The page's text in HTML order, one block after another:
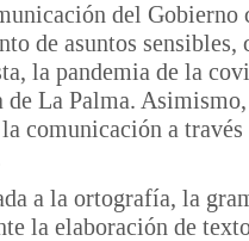
del Gobierno
de asuntos sensibles,
la pandemia de la
La Palma. Asimismo,
comunicación a través
a la ortografía, la
la elaboración de